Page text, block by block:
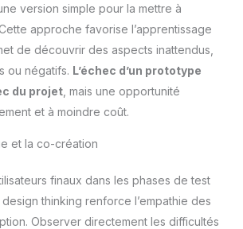
version simple pour la mettre à
approche favorise l’apprentissage
de découvrir des aspects inattendus,
ou négatifs. L’échec d’un prototype
du projet , mais une opportunité
et à moindre coût.
et la co-création
finaux dans les phases de test
thinking renforce l’empathie des
Observer directement les difficultés